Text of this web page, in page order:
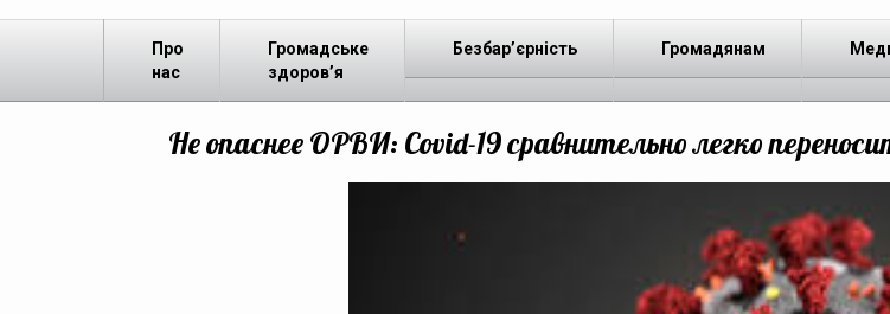
Про
нас
Громадське
здоров’я
Безбар’єрність Громадянам
Не опаснее ОРВИ: Covid-19 сравнительно легко